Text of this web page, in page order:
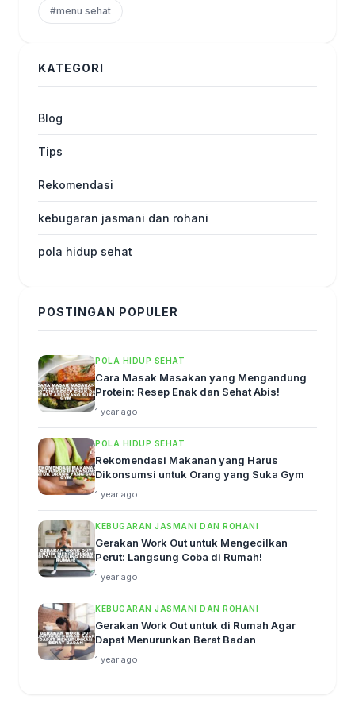
#menu sehat
KATEGORI
Blog
Tips
Rekomendasi
kebugaran jasmani dan rohani
pola hidup sehat
POSTINGAN POPULER
POLA HIDUP SEHAT
Cara Masak Masakan yang Mengandung
Protein: Resep Enak dan Sehat Abis!
1 year ago
POLA HIDUP SEHAT
Rekomendasi Makanan yang Harus
Dikonsumsi untuk Orang yang Suka Gym
1 year ago
KEBUGARAN JASMANI DAN ROHANI
Gerakan Work Out untuk Mengecilkan
Perut: Langsung Coba di Rumah!
1 year ago
KEBUGARAN JASMANI DAN ROHANI
Gerakan Work Out untuk di Rumah Agar
Dapat Menurunkan Berat Badan
1 year ago